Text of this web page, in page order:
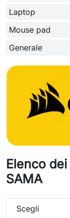
Laptop
Mouse pad
Generale
Elenco
SAMA
Scegli